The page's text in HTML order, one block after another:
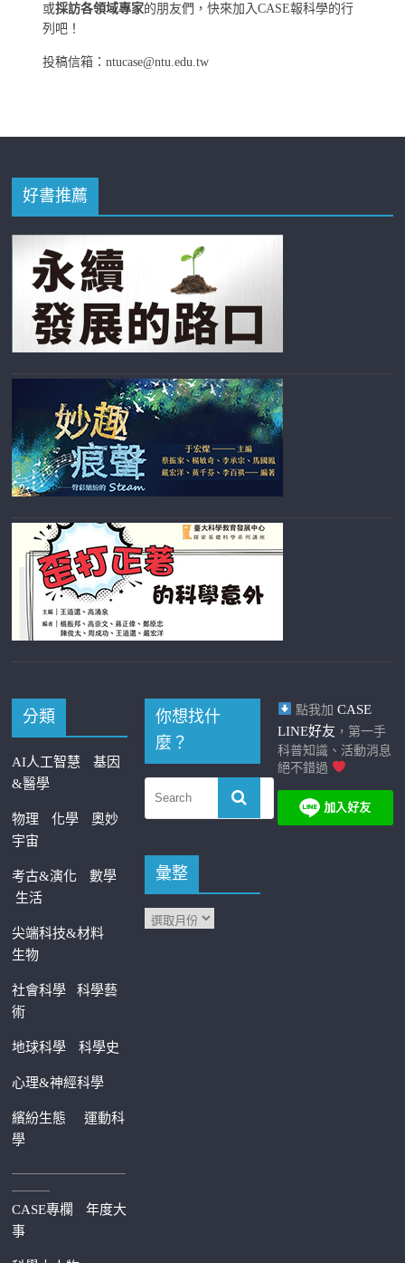
或採訪各領域專家的朋友們，快來加入CASE報科學的行
列吧！
投稿信箱：ntucase@ntu.edu.tw
好書推薦
分類
AI人工智慧
基因
&醫學
物理 化學
奧妙
宇宙
考古&演化
數學
生活
尖端科技&材料
生物
社會科學科學藝
術
地球科學 科學史
心理&神經科學
繽紛生態運動科
學
—————————
———
CASE專欄
年度大
事
你想找什
麼？
彙整
點我加 CASE
LINE好友 ，第一手
科普知識、活動消息
絕不錯過